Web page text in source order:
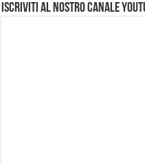
Iscriviti al nostro Canale